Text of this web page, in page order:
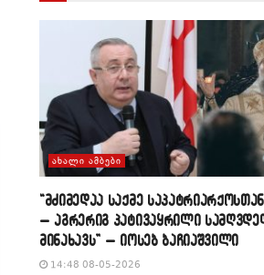
ᲐᲮᲐᲚᲘ ᲐᲛᲑᲔᲑᲘ
“მძიმედაა საქმე
– აგრერიგ პატივაყრილი
მინახავს” – იოსებ ბაჩიაშვილი
14:48 08-05-2026